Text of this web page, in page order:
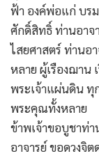
ฟ้า องค์พ่อแก่ บร
ศักดิ์สิทธิ์ ท่านอาจ
ไสยศาสตร์ ท่านอา
หลาย ผู้เรืองฌาน
พระเจ้าแผ่นดิน ทุ
พระคุณทั้งหลาย
ข้าพเจ้าขอบูชาท่
อาจารย์ ขอดวงจิ